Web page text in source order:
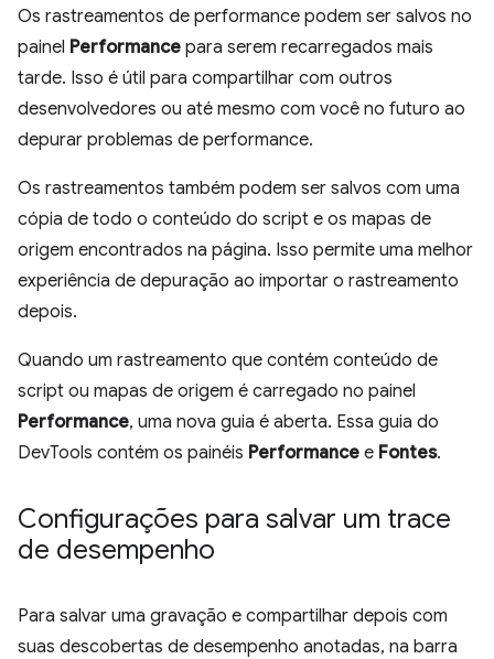
Os rastreamentos de performance podem ser salvos no
painel Performance para serem recarregados mais
tarde. Isso é útil para compartilhar com outros
desenvolvedores ou até mesmo com você no futuro ao
depurar problemas de performance.
Os rastreamentos também podem ser salvos com uma
cópia de todo o conteúdo do script e os mapas de
origem encontrados na página. Isso permite uma melhor
experiência de depuração ao importar o rastreamento
depois.
Quando um rastreamento que contém conteúdo de
script ou mapas de origem é carregado no painel
Performance, uma nova guia é aberta. Essa guia do
DevTools contém os painéis Performance e Fontes.
Configurações para salvar um trace
de desempenho
Para salvar uma gravação e compartilhar depois com
suas descobertas de desempenho anotadas, na barra